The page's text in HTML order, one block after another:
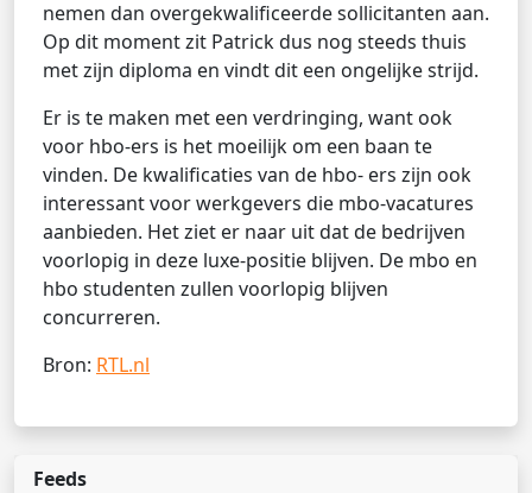
nemen dan overgekwalificeerde sollicitanten aan.
Op dit moment zit Patrick dus nog steeds thuis
met zijn diploma en vindt dit een ongelijke strijd.
Er is te maken met een verdringing, want ook
voor hbo-ers is het moeilijk om een baan te
vinden. De kwalificaties van de hbo- ers zijn ook
interessant voor werkgevers die mbo-vacatures
aanbieden. Het ziet er naar uit dat de bedrijven
voorlopig in deze luxe-positie blijven. De mbo en
hbo studenten zullen voorlopig blijven
concurreren.
Bron: RTL.nl
Feeds